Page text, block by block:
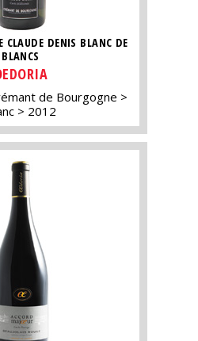
CLAUDE DENIS BLANC DE
BLANCS
de Bourgogne
2012